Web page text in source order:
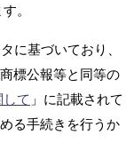
。
に基づいており、
標公報等と同等の
て 」に記載されて
る手続きを行うか